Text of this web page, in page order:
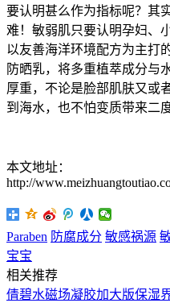
要认明甚么作为指标呢？其
难！敏弱肌只要认明孕妇、
以友善海洋环境配方为主打
防晒乳，将多重植萃成分与
厚重，不论是脸部肌肤又或
到海水，也不怕变质带来二
本文地址：
http://
Paraben 防腐成分 敏感祸源
宝宝
相关推荐
倩碧水磁场凝胶加大版保湿